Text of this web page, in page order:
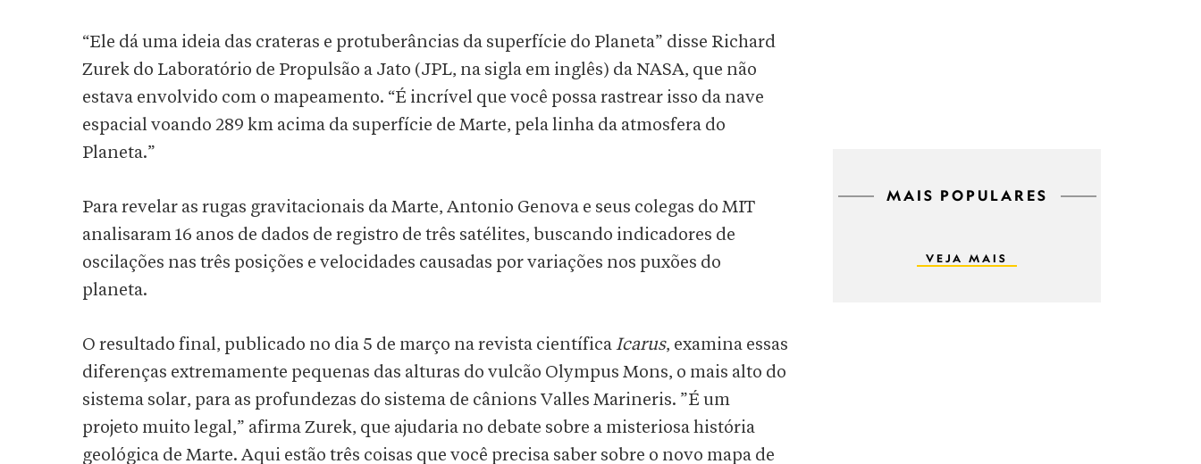
“Ele dá uma ideia das crateras e protuberâncias da superfície do Planeta” disse Richard
Zurek do Laboratório de Propulsão a Jato (JPL, na sigla em inglês) da NASA, que não
estava envolvido com o mapeamento. “É incrível que você possa rastrear isso da nave
espacial voando 289 km acima da superfície de Marte, pela linha da atmosfera do
Planeta.”
Para revelar as rugas gravitacionais da Marte, Antonio Genova e seus colegas do MIT
analisaram 16 anos de dados de registro de três satélites, buscando indicadores de
oscilações nas três posições e velocidades causadas por variações nos puxões do
planeta.
O resultado final, publicado no dia 5 de março na revista científicaIcarus, examina essas
diferenças extremamente pequenas das alturas do vulcão Olympus Mons, o mais alto do
sistema solar, para as profundezas do sistema de cânions Valles Marineris. ”É um
projeto muito legal,” afirma Zurek, que ajudaria no debate sobre a misteriosa história
geológica de Marte. Aqui estão três coisas que você precisa saber sobre o novo mapa de
MAIS POPULARES
VEJA MAIS